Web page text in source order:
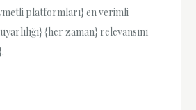
platformları} en verimli
{her zaman} relevansını